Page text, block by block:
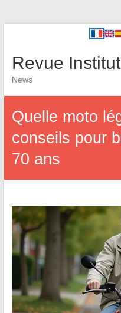
Revue
News
Quelle moto
conseils pour
70 ans